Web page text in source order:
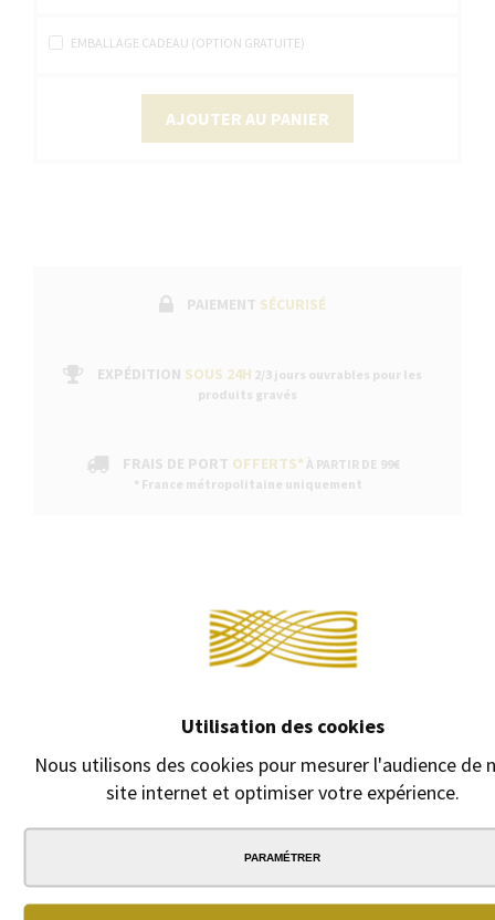
Utilisation des cookies
Nous utilisons des cookies pour mesurer l'audience de
site internet et optimiser votre expérience.
PARAMÉTRER
EMBALLAGE CADEAU (OPTION GRATUITE)
AJOUTER AU PANIER
PAIEMENT SÉCURISÉ
EXPÉDITION SOUS 24H 2/3 jours ouvrables pour les
produits gravés
FRAIS DE PORT OFFERTS* À PARTIR DE 99€
* France métropolitaine uniquement
Recharges pochettes cartes pour agenda Filofax Personal et
NOS